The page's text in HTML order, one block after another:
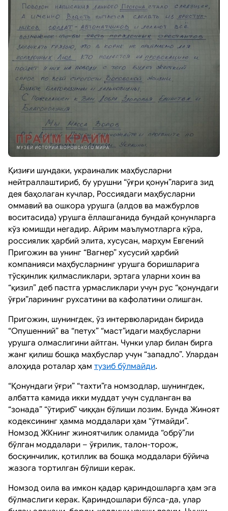
Қизиғи шундаки, украиналик маҳбусларни
нейтраллаштириб, бу урушни “ўғри қонун”ларига зид
дея баҳолаган кучлар, Россиядаги маҳбусларни
оммавий ва ошкора урушга (алдов ва мажбурлов
воситасида) урушга ёллашганида бундай қонунларга
кўз юмишди негадир. Айрим маълумотларга кўра,
россиялик ҳарбий элита, хусусан, марҳум Евгений
Пригожин ва унинг “Вагнер” хусусий ҳарбий
компанияси маҳбусларнинг урушга боришларига
тўсқинлик қилмасликлари, эртага уларни хоин ва
“қизил” деб пастга урмасликлари учун рус “қонундаги
ўғри”ларининг рухсатини ва кафолатини олишган.
Пригожин, шунингдек, ўз интервюларидан бирида
“Опушенний” ва “петух” “маст”идаги маҳбусларни
урушга олмаслигини айтган. Чунки улар билан бирга
жанг қилиш бошқа маҳбуслар учун “западло”. Улардан
алоҳида роталар ҳам тузиб бўлмайди.
“Қонундаги ўғри” “тахти”га номзодлар, шунингдек,
албатта камида икки муддат учун судланган ва
“зонада” “ўтириб” чиққан бўлиши лозим. Бунда Жиноят
кодексининг ҳамма моддалари ҳам “ўтмайди”.
Номзод ЖКнинг жиноятчилик оламида “обрў”ли
бўлган моддалари – ўғрилик, талон-торож,
босқинчилик, қотиллик ва бошқа моддалари бўйича
жазога тортилган бўлиши керак.
Номзод оила ва имкон қадар қариндошларга ҳам эга
бўлмаслиги керак. Қариндошлари бўлса-да, улар